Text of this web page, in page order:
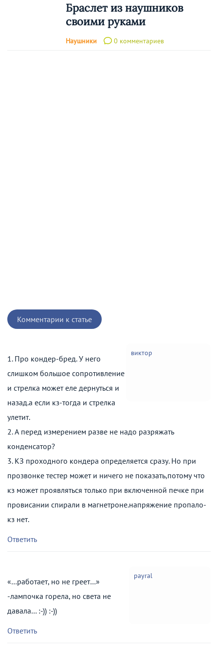
Браслет из наушников
своими руками
Наушники 0 комментариев
Комментарии к статье
виктор
1. Про кондер-бред. У него
слишком большое сопротивление
и стрелка может еле дернуться и
назад.а если кз-тогда и стрелка
улетит.
2. А перед измерением разве не надо разряжать
конденсатор?
3. КЗ проходного кондера определяется сразу. Но при
прозвонке тестер может и ничего не показать,потому что
кз может проявляться только при включенной печке при
провисании спирали в магнетроне.напряжение пропало-
кз нет.
Ответить
payral
«…работает, но не греет…»
-лампочка горела, но света не
давала… :-)) :-))
Ответить